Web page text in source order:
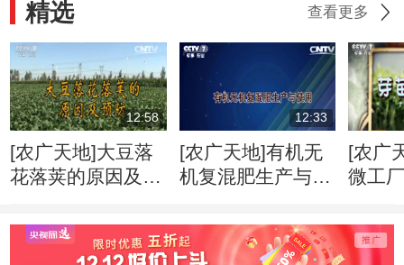
精选 查看更多
12:58
[农广天地]大豆落
花落荚的原因及预
12:33
[农广天地]有机无
机复混肥生产与使
[农广
微工